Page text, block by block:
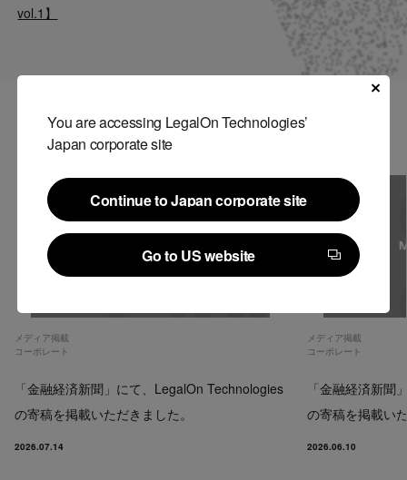
You are accessing LegalOn Technologies’
Japan corporate site
Continue to Japan corporate site
Continue to Japan corporate site
Go to US website
Go to US website
vol.1】
関連記事
メディア掲載
コーポレート
「金融経済新聞」にて、LegalOn Technologies
の寄稿を掲載いただきました。
2026.07.14
メディア掲載
コーポレート
「金融経済新聞
の寄稿を掲載い
2026.06.10